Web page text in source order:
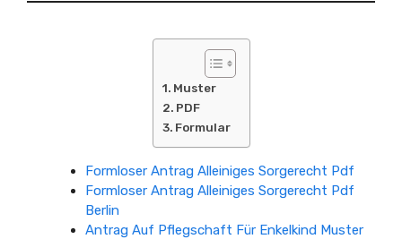
Muster
PDF
Formular
Formloser Antrag Alleiniges Sorgerecht Pdf
Formloser Antrag Alleiniges Sorgerecht Pdf
Berlin
Antrag Auf Pflegschaft Für Enkelkind Muster